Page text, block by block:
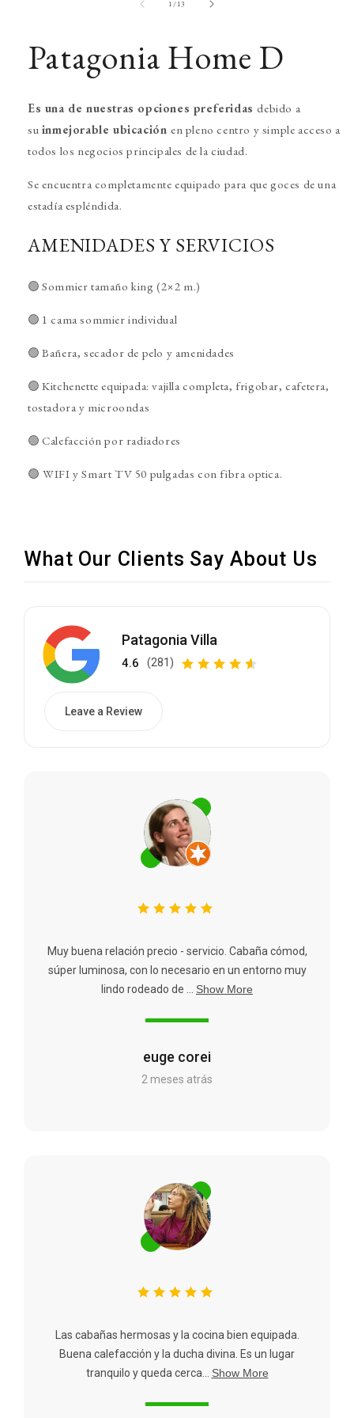
1/de
13
Patagonia Home D
Es una de nuestras opciones preferidas debido a
su inmejorable ubicación en pleno centro y simple acceso a
todos los negocios principales de la ciudad.
Se encuentra completamente equipado para que goces de una
estadía espléndida.
AMENIDADES Y SERVICIOS
🟢 Sommier tamaño king (2×2 m.)
🟢 1 cama sommier individual
🟢 Bañera, secador de pelo y amenidades
🟢 Kitchenette equipada: vajilla completa, frigobar, cafetera,
tostadora y microondas
🟢 Calefacción por radiadores
🟢 WIFI y Smart TV 50 pulgadas con fibra optica.
What Our Clients Say About Us
Patagonia Villa
4.6 (281)
Leave a Review
euge corei
2 meses atrás
Muy buena relación precio - servicio. Cabaña cómod,
súper luminosa, con lo necesario en un entorno muy
lindo rodeado de ...
Show More
Las cabañas hermosas y la cocina bien equipada.
Buena calefacción y la ducha divina. Es un lugar
tranquilo y queda cerca...
Show More